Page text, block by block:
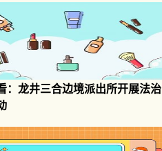
：龙井三合边境派出所开展法治